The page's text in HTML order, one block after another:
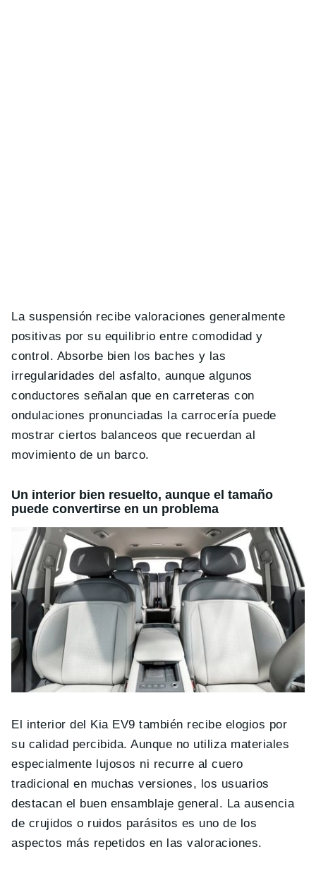
La suspensión recibe valoraciones generalmente
positivas por su equilibrio entre comodidad y
control. Absorbe bien los baches y las
irregularidades del asfalto, aunque algunos
conductores señalan que en carreteras con
ondulaciones pronunciadas la carrocería puede
mostrar ciertos balanceos que recuerdan al
movimiento de un barco.
Un interior bien resuelto, aunque el tamaño
puede convertirse en un problema
El interior del Kia EV9 también recibe elogios por
su calidad percibida. Aunque no utiliza materiales
especialmente lujosos ni recurre al cuero
tradicional en muchas versiones, los usuarios
destacan el buen ensamblaje general. La ausencia
de crujidos o ruidos parásitos es uno de los
aspectos más repetidos en las valoraciones.